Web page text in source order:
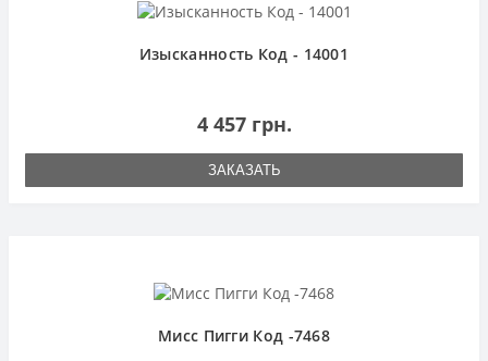
Изысканность Код - 14001
4 457 грн.
ЗАКАЗАТЬ
Мисс Пигги Код -7468